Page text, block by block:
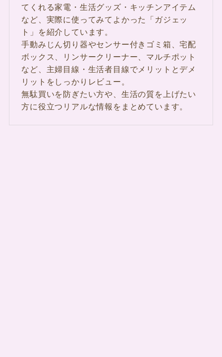
てくれる家電・生活グッズ・キッチンアイテム
など、実際に使ってみてよかった「ガジェッ
ト」を紹介しています。
手動みじん切り器やセンサー付きゴミ箱、宅配
ボックス、リンサークリーナー、マルチポット
など、主婦目線・生活者目線でメリットとデメ
リットをしっかりレビュー。
無駄買いを防ぎたい方や、生活の質を上げたい
方に役立つリアルな情報をまとめています。